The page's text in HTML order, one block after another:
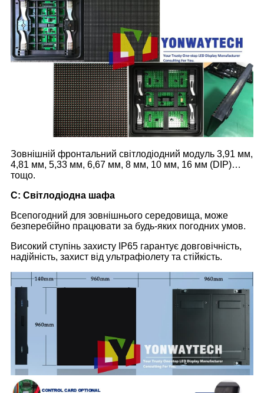
Зовнішній фронтальний світлодіодний модуль 3,91 мм,
4,81 мм, 5,33 мм, 6,67 мм, 8 мм, 10 мм, 16 мм (DIP)…
тощо.
C: Світлодіодна шафа
Всепогодний для зовнішнього середовища, може
безперебійно працювати за будь-яких погодних умов.
Високий ступінь захисту IP65 гарантує довговічність,
надійність, захист від ультрафіолету та стійкість.